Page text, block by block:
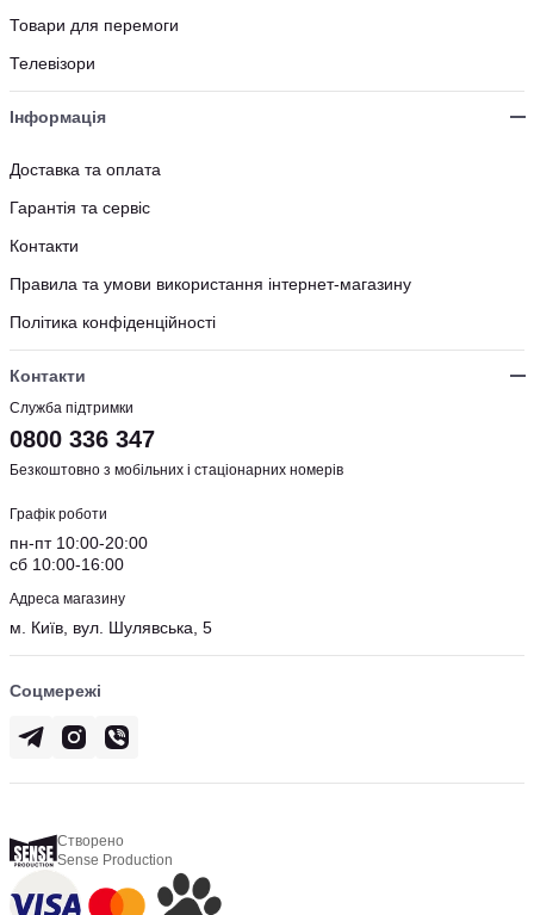
Товари для перемоги
Телевізори
Інформація
Доставка та оплата
Гарантія та сервіс
Контакти
Правила та умови використання інтернет-магазину
Політика конфіденційності
Контакти
Служба підтримки
0800 336 347
Безкоштовно з мобільних і стаціонарних номерів
Графік роботи
пн-пт 10:00-20:00
сб 10:00-16:00
Адреса магазину
м. Київ, вул. Шулявська, 5
Соцмережі
Створено
Sense Production